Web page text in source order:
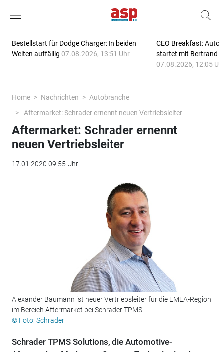
Bestellstart für Dodge Charger: In beiden
Welten auffällig 07.08.2026, 13:51 Uhr
CEO Breakfast:
startet mit Bertrand
07.08.2026, 12:05
Home Nachrichten
Autobranche
Aftermarket: Schrader ernennt neuen Vertriebsleiter
Aftermarket: Schrader ernennt
neuen Vertriebsleiter
17.01.2020 09:55 Uhr
Alexander Baumann ist neuer Vertriebsleiter für die EMEA-Region
im Bereich Aftermarket bei Schrader TPMS.
© Foto: Schrader
Schrader TPMS Solutions, die Automotive-